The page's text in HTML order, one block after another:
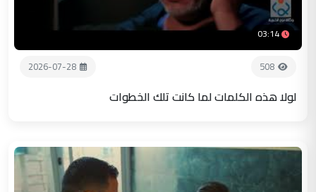
03:14
508
2026-07-28
لولا هذه الكلمات لما كانت تلك الخطوات